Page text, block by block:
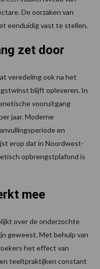
De oorzaken van
eenduidig vast te stellen.
zet door
veredeling ook na het
blijft opleveren. In
vooruitgang
jaar. Moderne
en
erop dat in Noordwest-
opbrengstplafond is
mee
over de onderzochte
geweest. Met behulp van
het effect van
teeltpraktijken constant